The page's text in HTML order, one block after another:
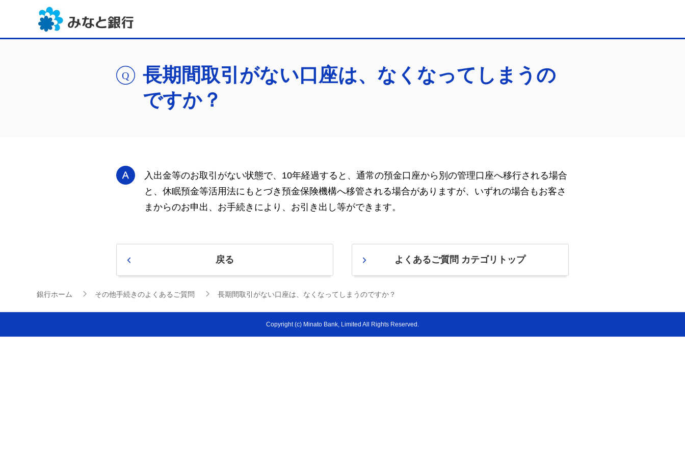
長期間取引がない口座は、なくなってしまうの
ですか？
入出金等のお取引がない状態で、10年経過すると、通常の預金口座から別の管理口座へ移行される場合
と、休眠預金等活用法にもとづき預金保険機構へ移管される場合がありますが、いずれの場合もお客さ
まからのお申出、お手続きにより、お引き出し等ができます。
戻る よくあるご質問 カテゴリトップ
銀行ホーム その他手続きのよくあるご質問 長期間取引がない口座は、なくなってしまうのですか？
Copyright (c) Minato Bank, Limited All Rights Reserved.